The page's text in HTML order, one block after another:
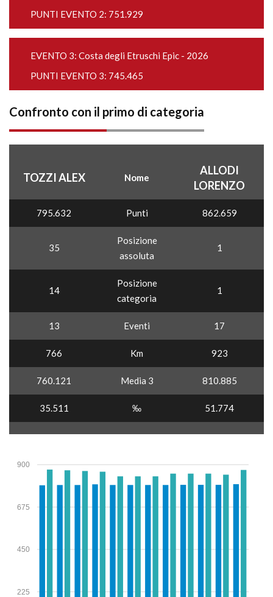
PUNTI EVENTO 2: 751.929
EVENTO 3: Costa degli Etruschi Epic - 2026
PUNTI EVENTO 3: 745.465
Confronto con il primo di categoria
TOZZI ALEX Nome
ALLODI
LORENZO
795.632 Punti 862.659
35
Posizione
assoluta
1
14
Posizione
categoria
1
13 Eventi 17
766 Km 923
760.121 Media 3 810.885
35.511 ‰ 51.774
225
450
675
900